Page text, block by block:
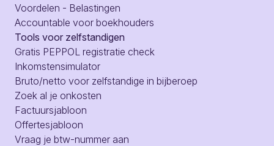
Voordelen - Belastingen
Accountable voor boekhouders
Tools voor zelfstandigen
Gratis PEPPOL registratie check
Inkomstensimulator
Bruto/netto voor zelfstandige in bijberoep
Zoek al je onkosten
Factuursjabloon
Offertesjabloon
Vraag je btw-nummer aan